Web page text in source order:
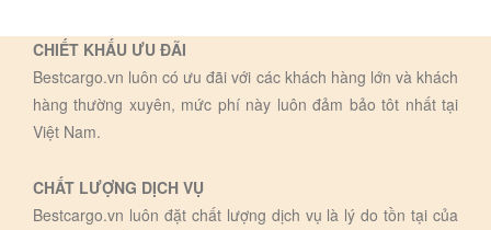
CHIẾT KHẤU ƯU ĐÃI
Bestcargo.vn luôn có ưu đãi với các khách hàng lớn và khách
hàng thường xuyên, mức phí này luôn đảm bảo tôt nhất tại
Việt Nam.
CHẤT LƯỢNG DỊCH VỤ
Bestcargo.vn luôn đặt chất lượng dịch vụ là lý do tồn tại của